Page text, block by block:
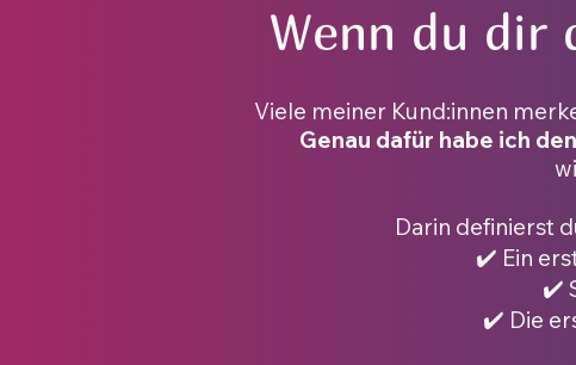
Wenn du dir
Viele meiner Kund:innen
Genau dafür habe ich
Darin definierst
✔️ Ein
✔️
✔️ Die